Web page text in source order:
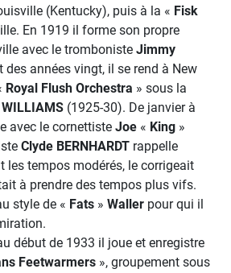
(Kentucky), puis à la « Fisk
En 1919 il forme son propre
avec le tromboniste Jimmy
des années vingt, il se rend à New
Royal Flush Orchestra » sous la
WILLIAMS (1925-30). De janvier à
avec le cornettiste Joe « King »
Clyde BERNHARDT rappelle
les tempos modérés, le corrigeait
à prendre des tempos plus vifs.
style de « Fats » Waller pour qui il
début de 1933 il joue et enregistre
Feetwarmers », groupement sous